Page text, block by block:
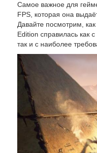
Самое важное для
FPS, которая она
Давайте посмотрим,
Edition справилась как
так и с наиболее